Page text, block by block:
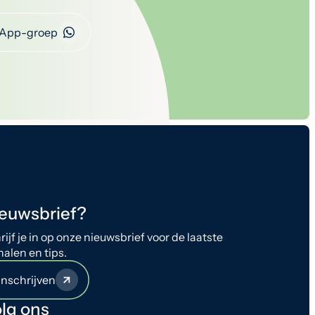
groep
je in op onze nieuwsbrief voor de laatste
en tips.
ons